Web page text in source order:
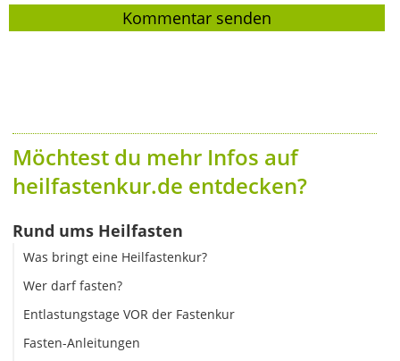
Möchtest du mehr Infos auf
heilfastenkur.de entdecken?
Rund ums Heilfasten
Was bringt eine Heilfastenkur?
Wer darf fasten?
Entlastungstage VOR der Fastenkur
Fasten-Anleitungen